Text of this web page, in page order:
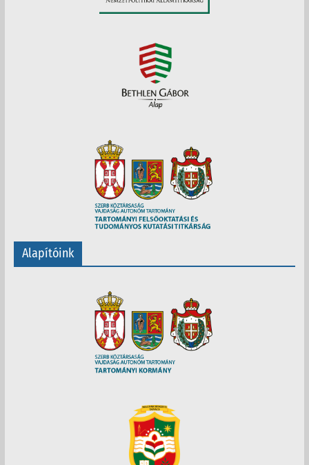
Alapítóink